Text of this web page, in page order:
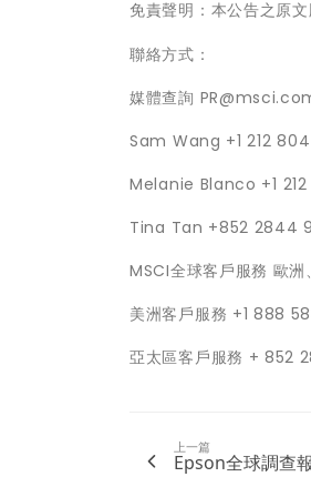
免責聲明：本公告之原
聯絡方式：
媒體查詢
Sam Wang +1 212
Melanie Blanco +1 212
Tina Tan +852 2844
MSCI全球客戶服務 歐
美洲客戶服務 +1 888
亞太區客戶服務 + 852
上一篇
Epson全球調查